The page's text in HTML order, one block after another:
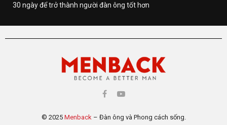
30 ngày để trở thành người đàn ông tốt hơn
© 2025 Menback– Đàn ông và Phong cách sống.